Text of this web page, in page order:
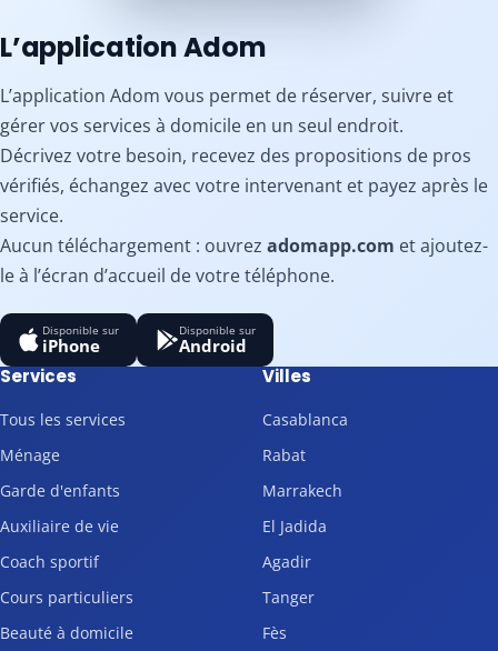
L’application Adom
L’application Adom vous permet de réserver, suivre et
gérer vos services à domicile en un seul endroit.
Décrivez votre besoin, recevez des propositions de pros
vérifiés, échangez avec votre intervenant et payez après le
service.
Aucun téléchargement : ouvrez adomapp.com et ajoutez-
le à l’écran d’accueil de votre téléphone.
Disponible sur
iPhone
Disponible sur
Android
Services
Tous les services
Ménage
Garde d'enfants
Auxiliaire de vie
Coach sportif
Cours particuliers
Beauté à domicile
Villes
Casablanca
Rabat
Marrakech
El Jadida
Agadir
Tanger
Fès